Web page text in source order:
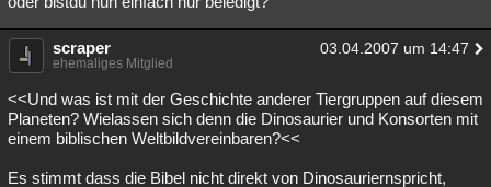
scraper 03.04.2007 um 14:47
ehemaliges Mitglied
<<Und was ist mit der Geschichte anderer Tiergruppen auf diesem
Planeten? Wielassen sich denn die Dinosaurier und Konsorten mit
einem biblischen Weltbildvereinbaren?<<
Es stimmt dass die Bibel nicht direkt von Dinosauriernspricht,